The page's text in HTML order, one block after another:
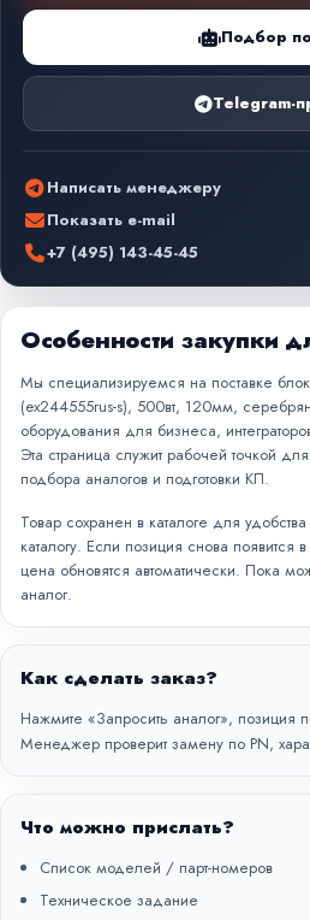
Подбор
Telegram-
Написать менеджеру
Показать e-mail
+7 (495) 143-45-45
Особенности закупки
Мы специализируемся на поставке
(ex244555rus-s), 500вт, 120мм,
оборудования для бизнеса,
Эта страница служит рабочей точкой
подбора аналогов и подготовки КП.
Товар сохранен в каталоге для
каталогу. Если позиция снова появится
цена обновятся автоматически. Пока
аналог.
Как сделать заказ?
Нажмите «Запросить аналог», позиция
Менеджер проверит замену по PN,
Что можно прислать?
Список моделей / парт-номеров
Техническое задание